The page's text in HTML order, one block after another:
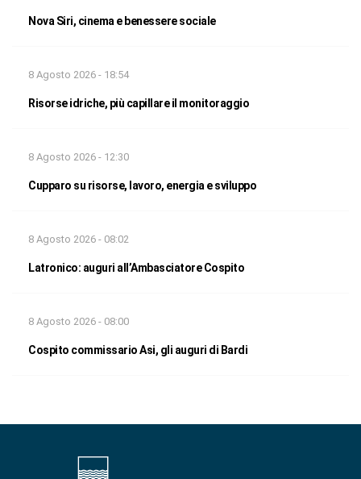
Nova Siri, cinema e benessere sociale
8 Agosto 2026 - 18:54
Risorse idriche, più capillare il monitoraggio
8 Agosto 2026 - 12:30
Cupparo su risorse, lavoro, energia e sviluppo
8 Agosto 2026 - 08:02
Latronico: auguri all’Ambasciatore Cospito
8 Agosto 2026 - 08:00
Cospito commissario Asi, gli auguri di Bardi